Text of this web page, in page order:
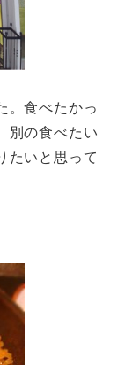
。食べたかっ
別の食べたい
たいと思って